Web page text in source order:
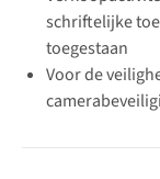
schriftelijke
toegestaan
Voor de